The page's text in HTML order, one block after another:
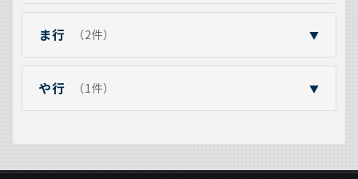
ま行 （2件） ▼
や行 （1件） ▼